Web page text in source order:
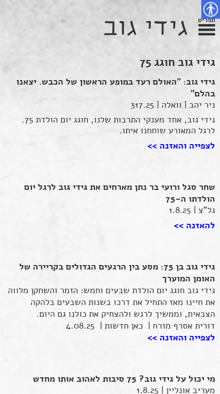
נגישות
מפת
האתר
הצהרת
נגישות
לדלג
לתוכן
יצירת
קשר
תפריט
גידי גוב חוגג 75
גידי גוב: "האולם רעד במופע הראשון של הכבש. יצאנו
בהלם"
ניר יהב | וואלה | 317.25
גידי גוב, אחד מענקי התרבות שלנו, חוגג יום הולדת 75.
לרגל המאורע שוחחנו איתו.
לצפייה והאזנה >>
שחר סגל ורועי בר נתן מארחים את גידי גוב לרגל יום
הולדתו ה-75
גל"צ | 1.8.25
להאזנה >>
גידי גוב בן 75: מסע בין הרגעים הגדולים בקריירה של
האומן המוערך
גידי גוב חוגג יום הולדת שבעים וחמש: הזמר והשחקן מלווה
את חיינו מאז התחיל את דרכו בשנות השבעים בלהקה
הצבאית, וממשיך לרגש ולהצחיק את כולנו גם היום.
דורית אסרף מזרח | כאן חדשות | 4.08.25
לצפייה והאזנה >>
מי יכול על גידי גוב? 75 סיבות לאהוב אותו מחדש
מעריב אונליין | 1.8.25